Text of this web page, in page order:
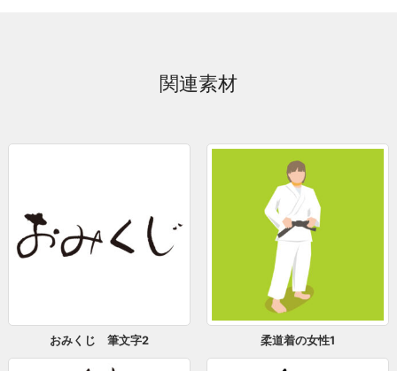
関連素材
おみくじ 筆文字2 柔道着の女性1